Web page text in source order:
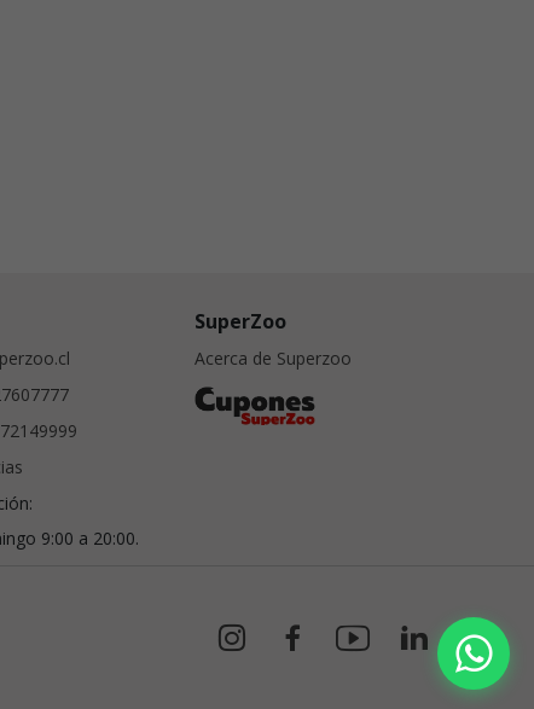
9:00 a 20:00.
SuperZoo
Acerca de Superzoo